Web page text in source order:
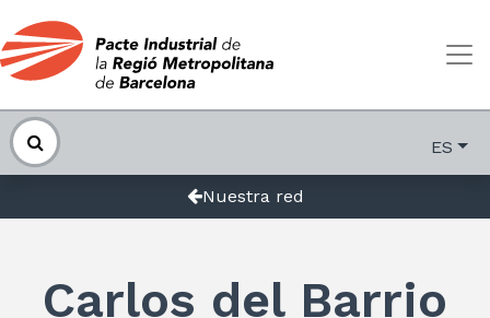
ES
Nuestra red
Carlos del Barrio